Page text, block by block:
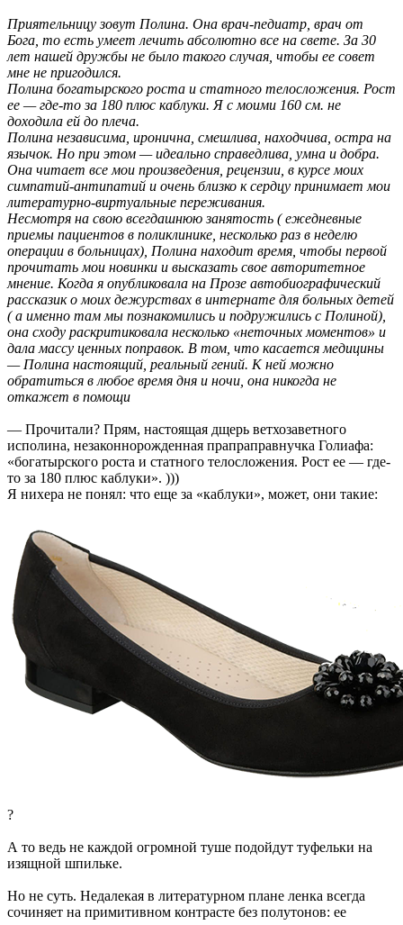
Приятельницу зовут Полина. Она врач-педиатр, врач от
Бога, то есть умеет лечить абсолютно все на свете. За 30
лет нашей дружбы не было такого случая, чтобы ее совет
мне не пригодился.
Полина богатырского роста и статного телосложения. Рост
ее — где-то за 180 плюс каблуки. Я с моими 160 см. не
доходила ей до плеча.
Полина независима, иронична, смешлива, находчива, остра на
язычок. Но при этом — идеально справедлива, умна и добра.
Она читает все мои произведения, рецензии, в курсе моих
симпатий-антипатий и очень близко к сердцу принимает мои
литературно-виртуальные переживания.
Несмотря на свою всегдашнюю занятость ( ежедневные
приемы пациентов в поликлинике, несколько раз в неделю
операции в больницах), Полина находит время, чтобы первой
прочитать мои новинки и высказать свое авторитетное
мнение. Когда я опубликовала на Прозе автобиографический
рассказик о моих дежурствах в интернате для больных детей
( а именно там мы познакомились и подружились с Полиной),
она сходу раскритиковала несколько «неточных моментов» и
дала массу ценных поправок. В том, что касается медицины
— Полина настоящий, реальный гений. К ней можно
обратиться в любое время дня и ночи, она никогда не
откажет в помощи
— Прочитали? Прям, настоящая дщерь ветхозаветного
исполина, незаконнорожденная прапраправнучка Голиафа:
«богатырского роста и статного телосложения. Рост ее — где-
то за 180 плюс каблуки». )))
Я нихера не понял: что еще за «каблуки», может, они такие:
?
А то ведь не каждой огромной туше подойдут туфельки на
изящной шпильке.
Но не суть. Недалекая в литературном плане ленка всегда
сочиняет на примитивном контрасте без полутонов: ее